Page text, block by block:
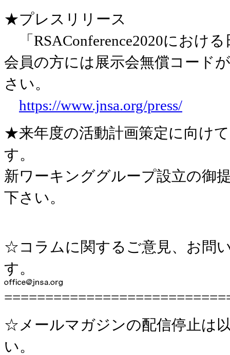
★プレスリリース
「RSAConference2020におけ
会員の方には展示会無償コード
さい。
https://www.jnsa.org/press/
★来年度の活動計画策定に向け
す。
新ワーキンググループ設立の御
下さい。
☆コラムに関するご意見、お問
す。
☆メールマガジンの配信停止は
い。